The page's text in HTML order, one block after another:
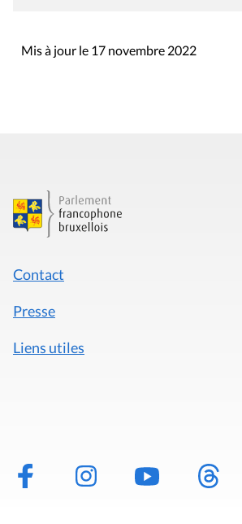
Mis à jour le 17 novembre 2022
Contact
Presse
Liens utiles